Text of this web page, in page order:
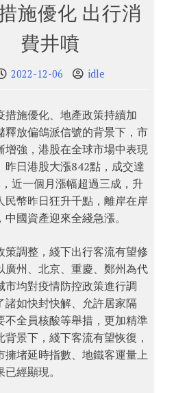
施優化 出行消
費井噴
2022-12-06 idle
措施優化、地產政策持續加
釋放偏鴿派信號的背景下，市
增強，港股在全球市場中表現
昨日港股大漲842點，成交達
近一個月漲幅超過三成，升
民幣昨日狂升千點，離岸在岸
國資產迎來全綫急漲。
策調整，綫下出行客流有望修
廣州、北京、重慶、鄭州為代
市均對疫情防控政策進行調
諸如快封快解、允許居家隔
不全員核酸等舉措，更加精準
背景下，綫下客流有望恢復，
擁堵延時指數、地鐵客運量上
經顯現。